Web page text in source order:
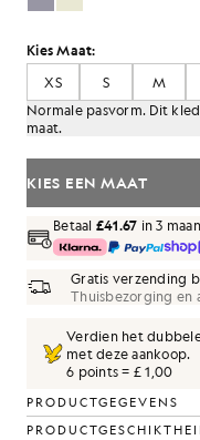
Kies Maat:
XS
S M
Normale pasvorm. Dit
maat.
KIES EEN MAAT
Betaal £41.67 in 3
Gratis verzending
Thuisbezorging en
Verdien het
met deze aankoop.
6 points = £ 1,00
PRODUCTGEGEVENS